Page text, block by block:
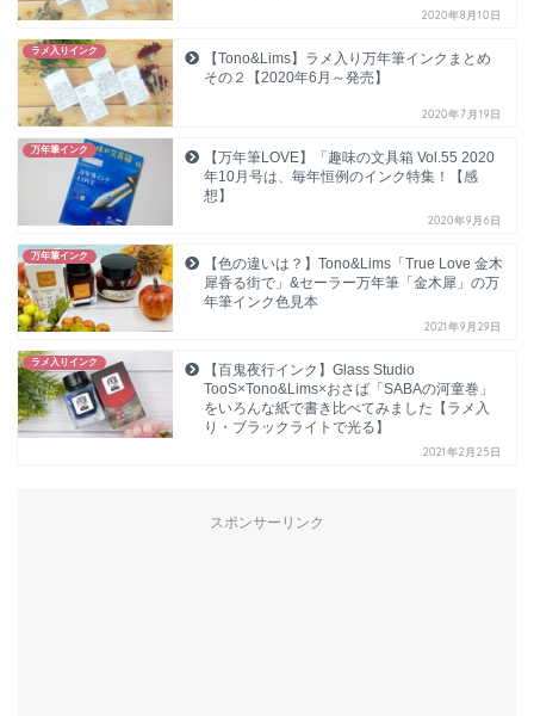
2020年8月10日
ラメ入りインク
【Tono&Lims】ラメ入り万年筆インクまとめ
その２【2020年6月～発売】
2020年7月19日
万年筆インク
【万年筆LOVE】「趣味の文具箱 Vol.55 2020
年10月号は、毎年恒例のインク特集！【感
想】
2020年9月6日
万年筆インク
【色の違いは？】Tono&Lims「True Love 金木
犀香る街で」&セーラー万年筆「金木犀」の万
年筆インク色見本
2021年9月29日
ラメ入りインク
【百鬼夜行インク】Glass Studio
TooS×Tono&Lims×おさば「SABAの河童巻」
をいろんな紙で書き比べてみました【ラメ入
り・ブラックライトで光る】
2021年2月25日
スポンサーリンク